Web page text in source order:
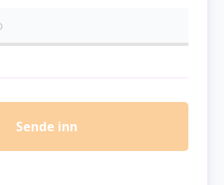
Sende inn